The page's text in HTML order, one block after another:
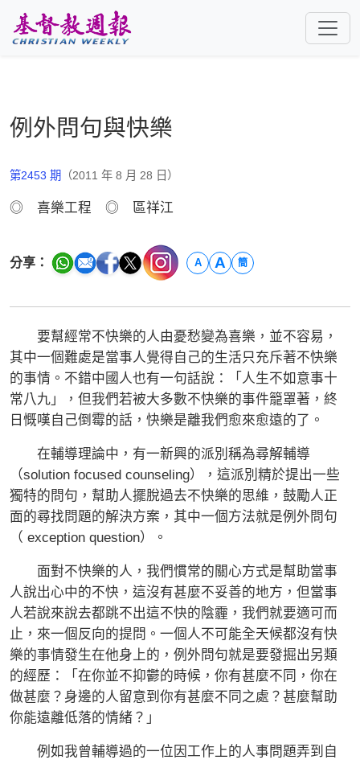
例外問句與快樂
第2453 期 （2011 年 8 月 28 日）
◎ 喜樂工程 ◎ 區祥江
分享： A A 簡
要幫經常不快樂的人由憂愁變為喜樂，並不容易，
其中一個難處是當事人覺得自己的生活只充斥著不快樂
的事情。不錯中國人也有一句話說：「人生不如意事十
常八九」，但我們若被大多數不快樂的事件籠罩著，終
日慨嘆自己倒霉的話，快樂是離我們愈來愈遠的了。
在輔導理論中，有一新興的派別稱為尋解輔導
（solution focused counseling），這派別精於提出一些
獨特的問句，幫助人擺脫過去不快樂的思維，鼓勵人正
面的尋找問題的解決方案，其中一個方法就是例外問句
（ exception question）。
面對不快樂的人，我們慣常的關心方式是幫助當事
人說出心中的不快，這沒有甚麼不妥善的地方，但當事
人若說來說去都跳不出這不快的陰霾，我們就要適可而
止，來一個反向的提問。一個人不可能全天候都沒有快
樂的事情發生在他身上的，例外問句就是要發掘出另類
的經歷：「在你並不抑鬱的時候，你有甚麼不同，你在
做甚麼？身邊的人留意到你有甚麼不同之處？甚麼幫助
你能遠離低落的情緒？」
例如我曾輔導過的一位因工作上的人事問題弄到自